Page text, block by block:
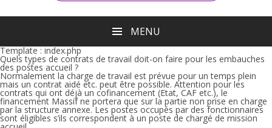
MENU
Template : index.php
Quels types de contrats de travail doit-on faire pour les embauches
des postes accueil ?
Normalement la charge de travail est prévue pour un temps plein
mais un contrat aidé etc. peut être possible. Attention pour les
contrats qui ont déjà un cofinancement (Etat, CAF etc.), le
financement Massif ne portera que sur la partie non prise en charge
par la structure annexe. Les postes occupés par des fonctionnaires
sont éligibles s’ils correspondent à un poste de chargé de mission